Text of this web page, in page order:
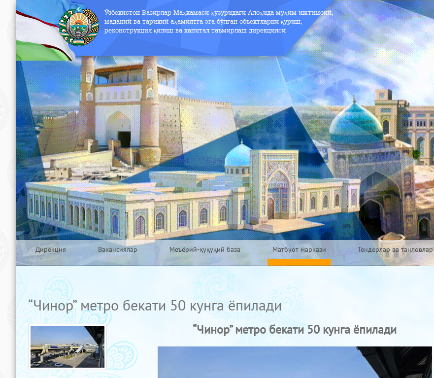
Ўзбекистон Вазирлар Маҳкамаси ҳузуридаги Алоҳида муҳим ижтимоий,
маданий ва тарихий аҳамиятга эга бўлган объектларни қуриш,
реконструкция қилиш ва капитал таъмирлаш дирекцияси
Дирекция Вакансиялар Меъёрий-ҳуқуқий база Матбуот маркази Тендерлар ва танловлар
“Чинор” метро бекати 50 кунга ёпилади
“Чинор” метро бекати 50 кунга ёпилади